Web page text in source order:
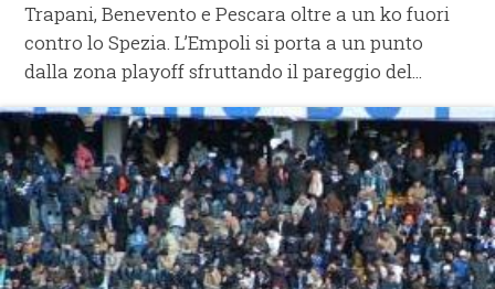
Trapani, Benevento e Pescara oltre a un ko fuori
contro lo Spezia. L’Empoli si porta a un punto
dalla zona playoff sfruttando il pareggio del...